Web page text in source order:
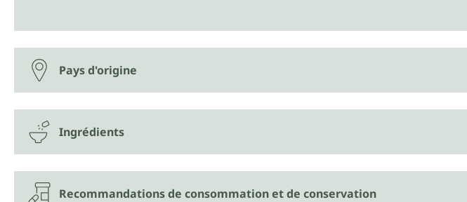
Pays d'origine
Ingrédients
Recommandations de consommation et de conservation